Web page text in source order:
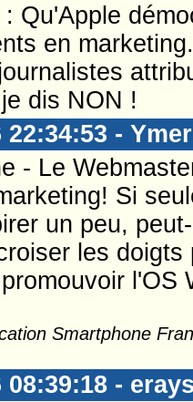
: Qu'Apple
en
dis NON !
22:34:53 -
- Le
Si
un peu,
les
l'OS
Smartphone
08:39:18 -